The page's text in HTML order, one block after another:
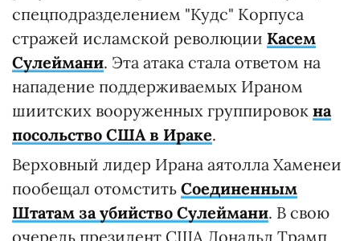
спецподразделением "Кудс" Корпуса
стражей исламской революции Касем
Сулеймани. Эта атака стала ответом на
нападение поддерживаемых Ираном
шиитских вооруженных группировок на
посольство США в Ираке.
Верховный лидер Ирана аятолла Хаменеи
пообещал отомстить Соединенным
Штатам за убийство Сулеймани. В свою
очередь президент США Дональд Трамп